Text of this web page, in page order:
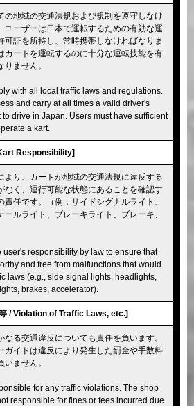
の地域の交通法規および規制を遵守しなけ
ユーザーは日本で運転するための有効な運
可証を所持し、常時携帯しなければなりま
カートを運転するのに十分な運転技能を有
りません。
with all local traffic laws and regulations.
and carry at all times a valid driver's
drive in Japan. Users must have sufficient
a kart.
Responsibility]
より、カートが地域の交通法規に違反する
なく、運行可能な状態にあることを確認す
責任です。（例：サイドシグナルライト、
ールライト、ブレーキライト、ブレーキ、
user's responsibility by law to ensure that
and free from malfunctions that would
laws (e.g., side signal lights, headlights,
brakes, accelerator).
/ Violation of Traffic Laws, etc.]
なる交通違反についても責任を負います。
ガイドは違反により発生した罰金や手数料
ません。
for any traffic violations. The shop
responsible for fines or fees incurred due